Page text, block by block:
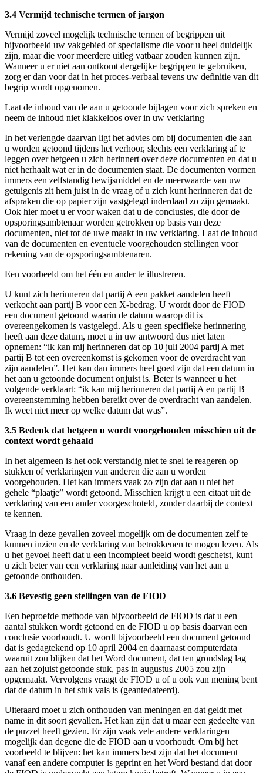
3.4 Vermijd technische termen of jargon
Vermijd zoveel mogelijk technische termen of begrippen uit
bijvoorbeeld uw vakgebied of specialisme die voor u heel duidelijk
zijn, maar die voor meerdere uitleg vatbaar zouden kunnen zijn.
Wanneer u er niet aan ontkomt dergelijke begrippen te gebruiken,
zorg er dan voor dat in het proces-verbaal tevens uw definitie van dit
begrip wordt opgenomen.
Laat de inhoud van de aan u getoonde bijlagen voor zich spreken en
neem de inhoud niet klakkeloos over in uw verklaring
In het verlengde daarvan ligt het advies om bij documenten die aan
u worden getoond tijdens het verhoor, slechts een verklaring af te
leggen over hetgeen u zich herinnert over deze documenten en dat u
niet herhaalt wat er in de documenten staat. De documenten vormen
immers een zelfstandig bewijsmiddel en de meerwaarde van uw
getuigenis zit hem juist in de vraag of u zich kunt herinneren dat de
afspraken die op papier zijn vastgelegd inderdaad zo zijn gemaakt.
Ook hier moet u er voor waken dat u de conclusies, die door de
opsporingsambtenaar worden getrokken op basis van deze
documenten, niet tot de uwe maakt in uw verklaring. Laat de inhoud
van de documenten en eventuele voorgehouden stellingen voor
rekening van de opsporingsambtenaren.
Een voorbeeld om het één en ander te illustreren.
U kunt zich herinneren dat partij A een pakket aandelen heeft
verkocht aan partij B voor een X-bedrag. U wordt door de FIOD
een document getoond waarin de datum waarop dit is
overeengekomen is vastgelegd. Als u geen specifieke herinnering
heeft aan deze datum, moet u in uw antwoord dus niet laten
opnemen: “ik kan mij herinneren dat op 10 juli 2004 partij A met
partij B tot een overeenkomst is gekomen voor de overdracht van
zijn aandelen”. Het kan dan immers heel goed zijn dat een datum in
het aan u getoonde document onjuist is. Beter is wanneer u het
volgende verklaart: “ik kan mij herinneren dat partij A en partij B
overeenstemming hebben bereikt over de overdracht van aandelen.
Ik weet niet meer op welke datum dat was”.
3.5 Bedenk dat hetgeen u wordt voorgehouden misschien uit de
context wordt gehaald
In het algemeen is het ook verstandig niet te snel te reageren op
stukken of verklaringen van anderen die aan u worden
voorgehouden. Het kan immers vaak zo zijn dat aan u niet het
gehele “plaatje” wordt getoond. Misschien krijgt u een citaat uit de
verklaring van een ander voorgeschoteld, zonder daarbij de context
te kennen.
Vraag in deze gevallen zoveel mogelijk om de documenten zelf te
kunnen inzien en de verklaring van betrokkenen te mogen lezen. Als
u het gevoel heeft dat u een incompleet beeld wordt geschetst, kunt
u zich beter van een verklaring naar aanleiding van het aan u
getoonde onthouden.
3.6 Bevestig geen stellingen van de FIOD
Een beproefde methode van bijvoorbeeld de FIOD is dat u een
aantal stukken wordt getoond en de FIOD u op basis daarvan een
conclusie voorhoudt. U wordt bijvoorbeeld een document getoond
dat is gedagtekend op 10 april 2004 en daarnaast computerdata
waaruit zou blijken dat het Word document, dat ten grondslag lag
aan het zojuist getoonde stuk, pas in augustus 2005 zou zijn
opgemaakt. Vervolgens vraagt de FIOD u of u ook van mening bent
dat de datum in het stuk vals is (geantedateerd).
Uiteraard moet u zich onthouden van meningen en dat geldt met
name in dit soort gevallen. Het kan zijn dat u maar een gedeelte van
de puzzel heeft gezien. Er zijn vaak vele andere verklaringen
mogelijk dan degene die de FIOD aan u voorhoudt. Om bij het
voorbeeld te blijven: het kan immers best zijn dat het document
vanaf een andere computer is geprint en het Word bestand dat door